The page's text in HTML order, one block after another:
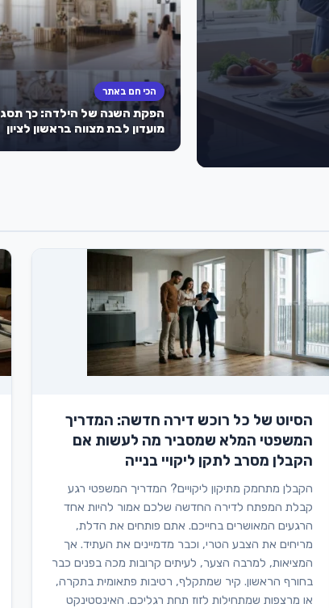
הכי חם באתר
הפקת השנה של הילדה: כך
מועדון לבת מצווה בראשון לציון
הסיוט של כל רוכש דירה חדשה: המדריך
המשפטי המלא שמסביר מה לעשות אם
הקבלן מסרב לתקן ליקויי בנייה
הקבלן מתחמק מתיקון ליקויים? המדריך המשפטי רגע
קבלת המפתח לדירה החדשה שלכם אמור להיות אחד
הרגעים המאושרים בחייכם. אתם פותחים את הדלת,
מריחים את הצבע הטרי, וכבר מדמיינים את העתיד. אך
המציאות, למרבה הצער, לעיתים קרובות מכה בפנים כבר
בחורף הראשון. קיר שמתקלף, רטיבות פתאומית בתקרה,
או מרצפות שמתחילות לזוז תחת רגליכם. האינסטינקט